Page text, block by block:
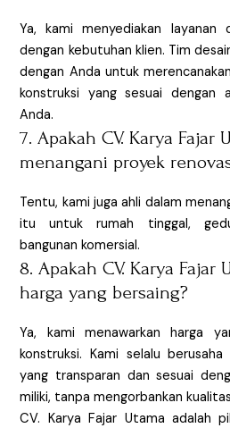
Ya, kami menyediakan layanan
dengan kebutuhan klien. Tim
dengan Anda untuk
konstruksi yang sesuai dengan
Anda.
7. Apakah CV. Karya Fajar
menangani proyek
Tentu, kami juga ahli dalam
itu untuk rumah tinggal,
bangunan komersial.
8. Apakah CV. Karya Fajar
harga yang bersaing?
Ya, kami menawarkan harga
konstruksi. Kami selalu
yang transparan dan sesuai
miliki, tanpa mengorbankan
CV. Karya Fajar Utama adalah